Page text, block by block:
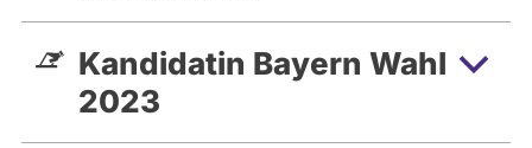
Kandidatin Bayern Wahl
2023